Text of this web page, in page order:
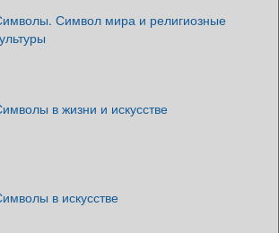
Символ мира и религиозные
в жизни и искусстве
в искусстве